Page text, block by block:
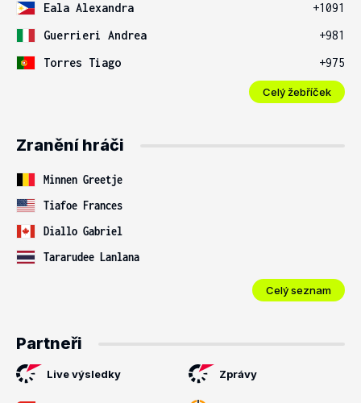
Eala Alexandra
+1091
Guerrieri Andrea
+981
Torres Tiago
+975
Celý žebříček
Zranění hráči
Minnen Greetje
Tiafoe Frances
Diallo Gabriel
Tararudee Lanlana
Celý seznam
Partneři
Live výsledky Zprávy